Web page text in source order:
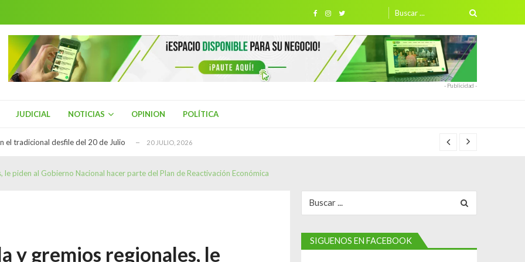
for:
- Publicidad -
JUDICIAL NOTICIAS OPINION POLÍTICA
Henriquez, del Centro Democrático es el n...
el tradicional desfile del 20 de Julio 20 JULIO, 2026
hallado sin vida en La Plata, Huila 21 JULIO, 2026
de Asmet Salud en Neiva para exigir el tr...
el tradicional desfile del 20 de Julio 20 JULIO, 2026
de Asmet Salud en Neiva para exigir el tr... 21 JULIO, 2026
piden al Gobierno Nacional hacer parte del Plan de Reactivación Económica
y gremios regionales, le
for:
SIGUENOS EN FACEBOOK